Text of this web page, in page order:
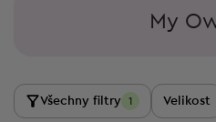
My
Všechny filtry 1 Velikost